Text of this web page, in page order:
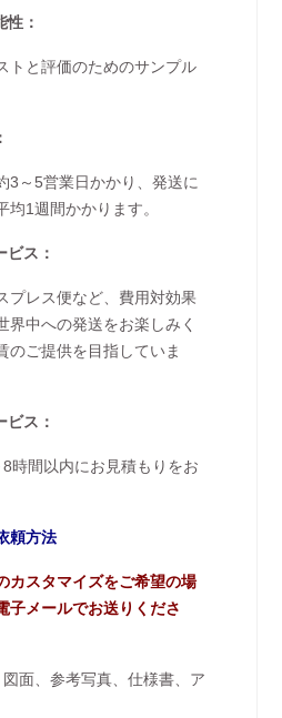
：
トと評価のためのサンプル
3～5営業日かかり、発送に
均1週間かかります。
ス：
プレス便など、費用対効果
界中への発送をお楽しみく
のご提供を目指していま
ス：
時間以内にお見積もりをお
頼方法
カスタマイズをご希望の場
子メールでお送りくださ
面、参考写真、仕様書、ア